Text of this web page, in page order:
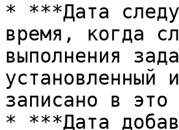
* ***Дата
время, когда
выполнения
установленный
записано в это
* ***Дата